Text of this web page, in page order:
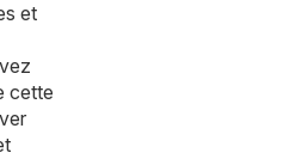
et
cette